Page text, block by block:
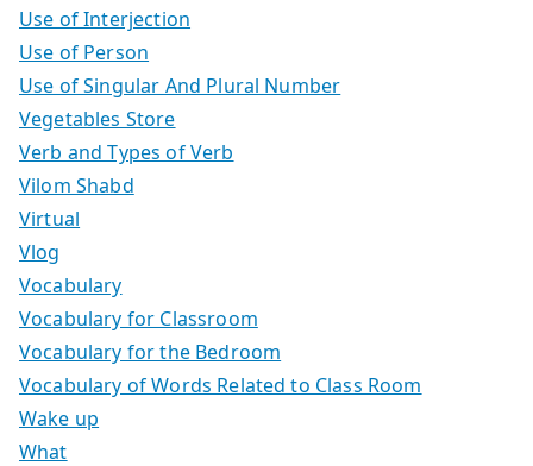
Use of Interjection
Use of Person
Use of Singular And Plural Number
Vegetables Store
Verb and Types of Verb
Vilom Shabd
Virtual
Vlog
Vocabulary
Vocabulary for Classroom
Vocabulary for the Bedroom
Vocabulary of Words Related to Class Room
Wake up
What